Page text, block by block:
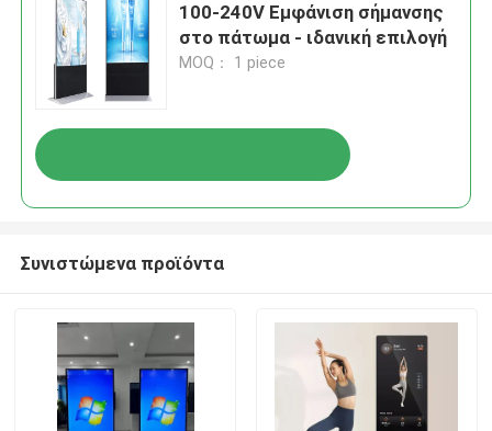
100-240V Εμφάνιση σήμανσης
στο πάτωμα - ιδανική επιλογή
MOQ： 1 piece
Συνιστώμενα προϊόντα